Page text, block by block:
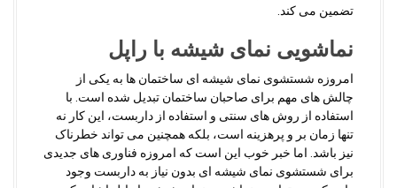
تضمین می کند.
نماشویی نمای شیشه با راپل
امروزه شستشوی نمای شیشه ای ساختمان ها به یکی از
چالش های مهم برای صاحبان ساختمان تبدیل شده است. با
استفاده از روش های سنتی و استفاده از داربست، این کار نه
تنها زمان بر و پرهزینه است، بلکه همچنین می تواند خطرناک
نیز باشد. اما خبر خوب این است که امروزه فناوری های جدیدی
برای شستشوی نمای شیشه ای بدون نیاز به داربست وجود